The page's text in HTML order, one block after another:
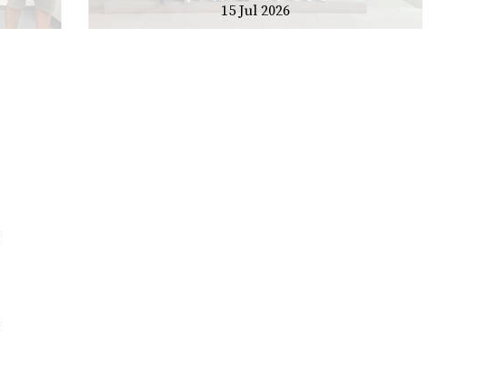
15 Jul 2026